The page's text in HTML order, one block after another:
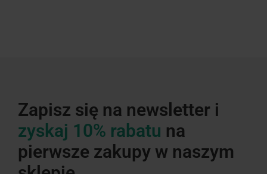
Zapisz się na newsletter i
zyskaj 10% rabatu na
pierwsze zakupy w naszym